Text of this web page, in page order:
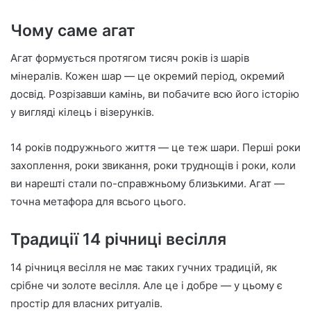
Чому саме агат
Агат формується протягом тисяч років із шарів
мінералів. Кожен шар — це окремий період, окремий
досвід. Розрізавши камінь, ви побачите всю його історію
у вигляді кілець і візерунків.
14 років подружнього життя — це теж шари. Перші роки
захоплення, роки звикання, роки труднощів і роки, коли
ви нарешті стали по-справжньому близькими. Агат —
точна метафора для всього цього.
Традиції 14 річниці весілля
14 річниця весілля не має таких гучних традицій, як
срібне чи золоте весілля. Але це і добре — у цьому є
простір для власних ритуалів.